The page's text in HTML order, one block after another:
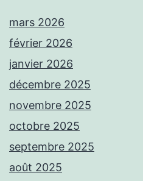
mars 2026
février 2026
janvier 2026
décembre 2025
novembre 2025
octobre 2025
septembre 2025
août 2025